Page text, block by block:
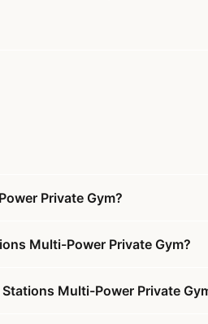
Private Gym?
Multi-Power Private Gym?
Multi-Power Private